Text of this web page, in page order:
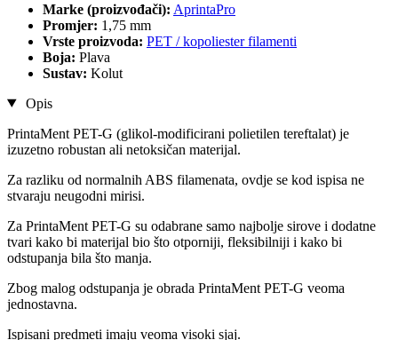
Marke (proizvođači): AprintaPro
Promjer: 1,75 mm
Vrste proizvoda: PET / kopoliester filamenti
Boja: Plava
Sustav: Kolut
Opis
PrintaMent PET-G (glikol-modificirani polietilen tereftalat) je
izuzetno robustan ali netoksičan materijal.
Za razliku od normalnih ABS filamenata, ovdje se kod ispisa ne
stvaraju neugodni mirisi.
Za PrintaMent PET-G su odabrane samo najbolje sirove i dodatne
tvari kako bi materijal bio što otporniji, fleksibilniji i kako bi
odstupanja bila što manja.
Zbog malog odstupanja je obrada PrintaMent PET-G veoma
jednostavna.
Ispisani predmeti imaju veoma visoki sjaj.